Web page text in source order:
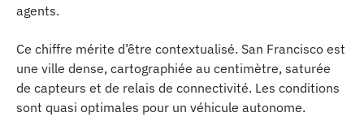
agents.
Ce chiffre mérite d’être contextualisé. San Francisco est
une ville dense, cartographiée au centimètre, saturée
de capteurs et de relais de connectivité. Les conditions
sont quasi optimales pour un véhicule autonome.